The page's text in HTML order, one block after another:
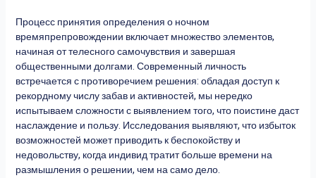
Процесс принятия определения о ночном
времяпрепровождении включает множество элементов,
начиная от телесного самочувствия и завершая
общественными долгами. Современный личность
встречается с противоречием решения: обладая доступ к
рекордному числу забав и активностей, мы нередко
испытываем сложности с выявлением того, что поистине даст
наслаждение и пользу. Исследования выявляют, что избыток
возможностей может приводить к беспокойству и
недовольству, когда индивид тратит больше времени на
размышления о решении, чем на само дело.